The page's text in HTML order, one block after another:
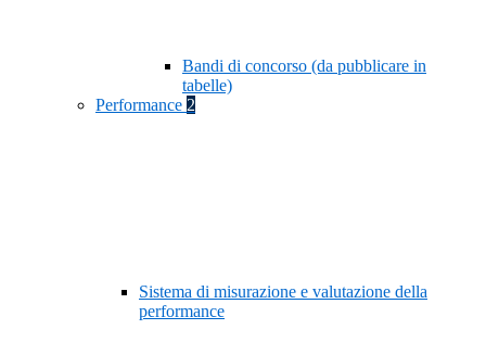
Bandi di concorso (da pubblicare in
tabelle)
Performance 2
Sistema di misurazione e valutazione della
performance